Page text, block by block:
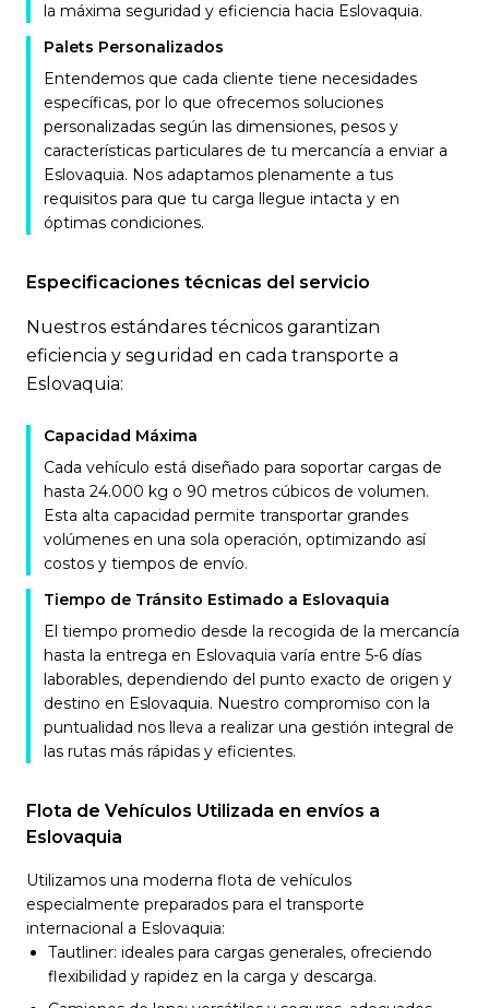
la máxima seguridad y eficiencia hacia Eslovaquia.
Palets Personalizados
Entendemos que cada cliente tiene necesidades
específicas, por lo que ofrecemos soluciones
personalizadas según las dimensiones, pesos y
características particulares de tu mercancía a enviar a
Eslovaquia. Nos adaptamos plenamente a tus
requisitos para que tu carga llegue intacta y en
óptimas condiciones.
Especificaciones técnicas del servicio
Nuestros estándares técnicos garantizan
eficiencia y seguridad en cada transporte a
Eslovaquia:
Capacidad Máxima
Cada vehículo está diseñado para soportar cargas de
hasta 24.000 kg o 90 metros cúbicos de volumen.
Esta alta capacidad permite transportar grandes
volúmenes en una sola operación, optimizando así
costos y tiempos de envío.
Tiempo de Tránsito Estimado a Eslovaquia
El tiempo promedio desde la recogida de la mercancía
hasta la entrega en Eslovaquia varía entre 5-6 días
laborables, dependiendo del punto exacto de origen y
destino en Eslovaquia. Nuestro compromiso con la
puntualidad nos lleva a realizar una gestión integral de
las rutas más rápidas y eficientes.
Flota de Vehículos Utilizada en envíos a
Eslovaquia
Utilizamos una moderna flota de vehículos
especialmente preparados para el transporte
internacional a Eslovaquia:
Tautliner: ideales para cargas generales, ofreciendo
flexibilidad y rapidez en la carga y descarga.